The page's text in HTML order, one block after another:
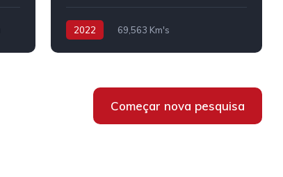
2022
69,563 Km's
Começar nova pesquisa